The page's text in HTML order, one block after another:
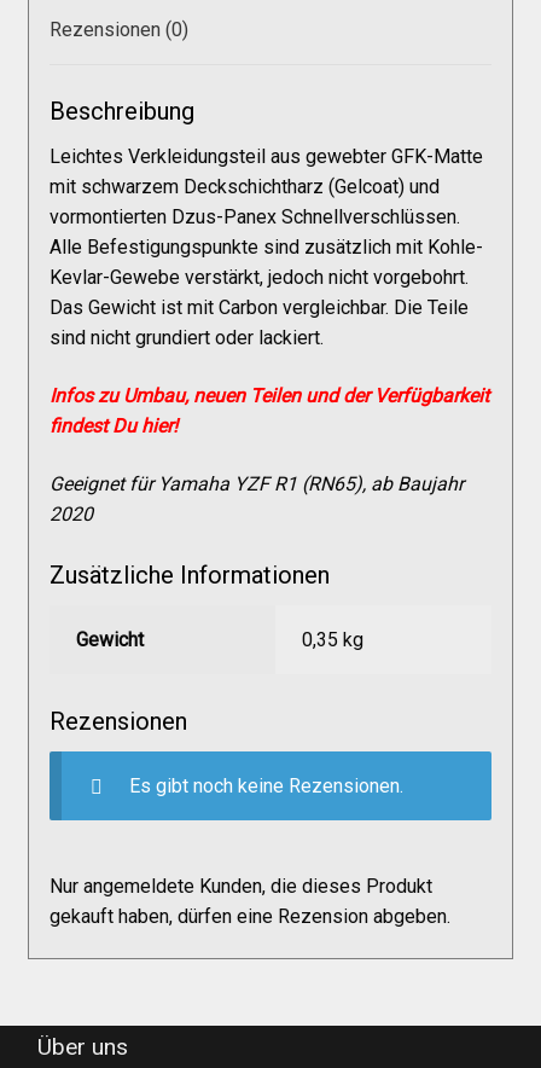
Kasse
Mein Konto
Allgemeine Geschäftsbedingungen
FAQs
Versandkosten
Widerruf
Rezensionen (0)
Beschreibung
Leichtes Verkleidungsteil aus gewebter GFK-Matte
mit schwarzem Deckschichtharz (Gelcoat) und
vormontierten Dzus-Panex Schnellverschlüssen.
Alle Befestigungspunkte sind zusätzlich mit Kohle-
Kevlar-Gewebe verstärkt, jedoch nicht vorgebohrt.
Das Gewicht ist mit Carbon vergleichbar. Die Teile
sind nicht grundiert oder lackiert.
Infos zu Umbau, neuen Teilen und der Verfügbarkeit
findest Du hier!
Geeignet für Yamaha YZF R1 (RN65), ab Baujahr
2020
Zusätzliche Informationen
Gewicht 0,35 kg
Rezensionen
Es gibt noch keine Rezensionen.
Nur angemeldete Kunden, die dieses Produkt
gekauft haben, dürfen eine Rezension abgeben.
Über uns